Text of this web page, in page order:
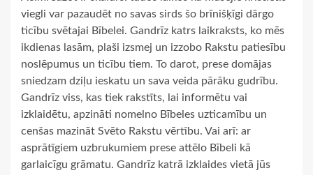
viegli var pazaudēt no savas sirds šo brīnišķīgi dārgo
ticību svētajai Bībelei. Gandrīz katrs laikraksts, ko mēs
ikdienas lasām, plaši izsmej un izzobo Rakstu patiesību
noslēpumus un ticību tiem. To darot, prese domājas
sniedzam dziļu ieskatu un sava veida pārāku gudrību.
Gandrīz viss, kas tiek rakstīts, lai informētu vai
izklaidētu, apzināti nomelno Bībeles uzticamību un
cenšas mazināt Svēto Rakstu vērtību. Vai arī: ar
asprātīgiem uzbrukumiem prese attēlo Bībeli kā
garlaicīgu grāmatu. Gandrīz katrā izklaides vietā jūs